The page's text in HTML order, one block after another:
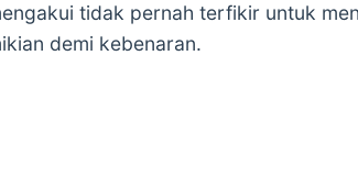
tidak pernah terfikir untuk
demi kebenaran.